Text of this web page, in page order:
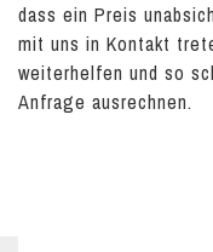
dass ein Preis
mit uns in Kontakt
weiterhelfen und so
Anfrage ausrechnen.